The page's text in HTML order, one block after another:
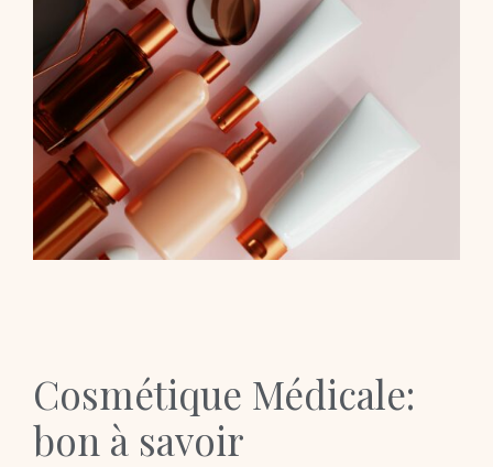
Cosmétique Médicale:
bon à savoir